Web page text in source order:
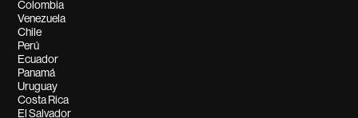
Colombia
Venezuela
Chile
Perú
Ecuador
Panamá
Uruguay
Costa Rica
El Salvador